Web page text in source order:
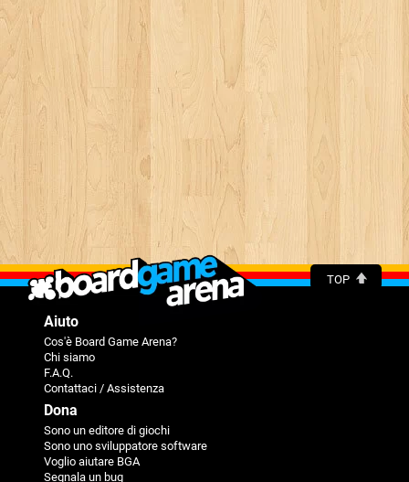
TOP
Aiuto
Cos'è Board Game Arena?
Chi siamo
F.A.Q.
Contattaci / Assistenza
Dona
Sono un editore di giochi
Sono uno sviluppatore software
Voglio aiutare BGA
Segnala un bug